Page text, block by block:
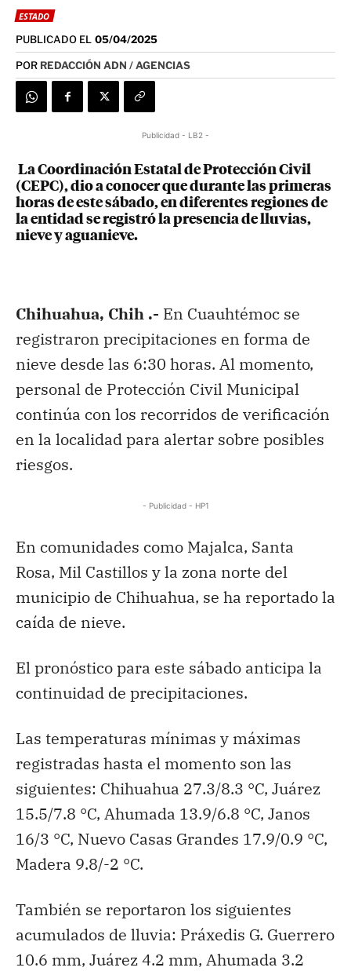
ESTADO
PUBLICADO EL 05/04/2025
POR REDACCIÓN ADN / AGENCIAS
Publicidad - LB2 -
La Coordinación Estatal de Protección Civil
(CEPC), dio a conocer que durante las primeras
horas de este sábado, en diferentes regiones de
la entidad se registró la presencia de lluvias,
nieve y aguanieve.
Chihuahua, Chih .- En Cuauhtémoc se
registraron precipitaciones en forma de
nieve desde las 6:30 horas. Al momento,
personal de Protección Civil Municipal
continúa con los recorridos de verificación
en la localidad para alertar sobre posibles
riesgos.
- Publicidad - HP1
En comunidades como Majalca, Santa
Rosa, Mil Castillos y la zona norte del
municipio de Chihuahua, se ha reportado la
caída de nieve.
El pronóstico para este sábado anticipa la
continuidad de precipitaciones.
Las temperaturas mínimas y máximas
registradas hasta el momento son las
siguientes: Chihuahua 27.3/8.3 °C, Juárez
15.5/7.8 °C, Ahumada 13.9/6.8 °C, Janos
16/3 °C, Nuevo Casas Grandes 17.9/0.9 °C,
Madera 9.8/-2 °C.
También se reportaron los siguientes
acumulados de lluvia: Práxedis G. Guerrero
10.6 mm, Juárez 4.2 mm, Ahumada 3.2